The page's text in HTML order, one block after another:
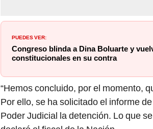
PUEDES VER:
Congreso blinda a Dina Boluarte y
constitucionales en su contra
“Hemos concluido, por el momento,
Por ello, se ha solicitado el informe
Poder Judicial la detención. Lo que